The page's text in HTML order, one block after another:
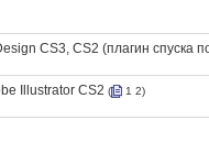
CS3, CS2 (плагин спуска
Illustrator CS2 ( 1 2)